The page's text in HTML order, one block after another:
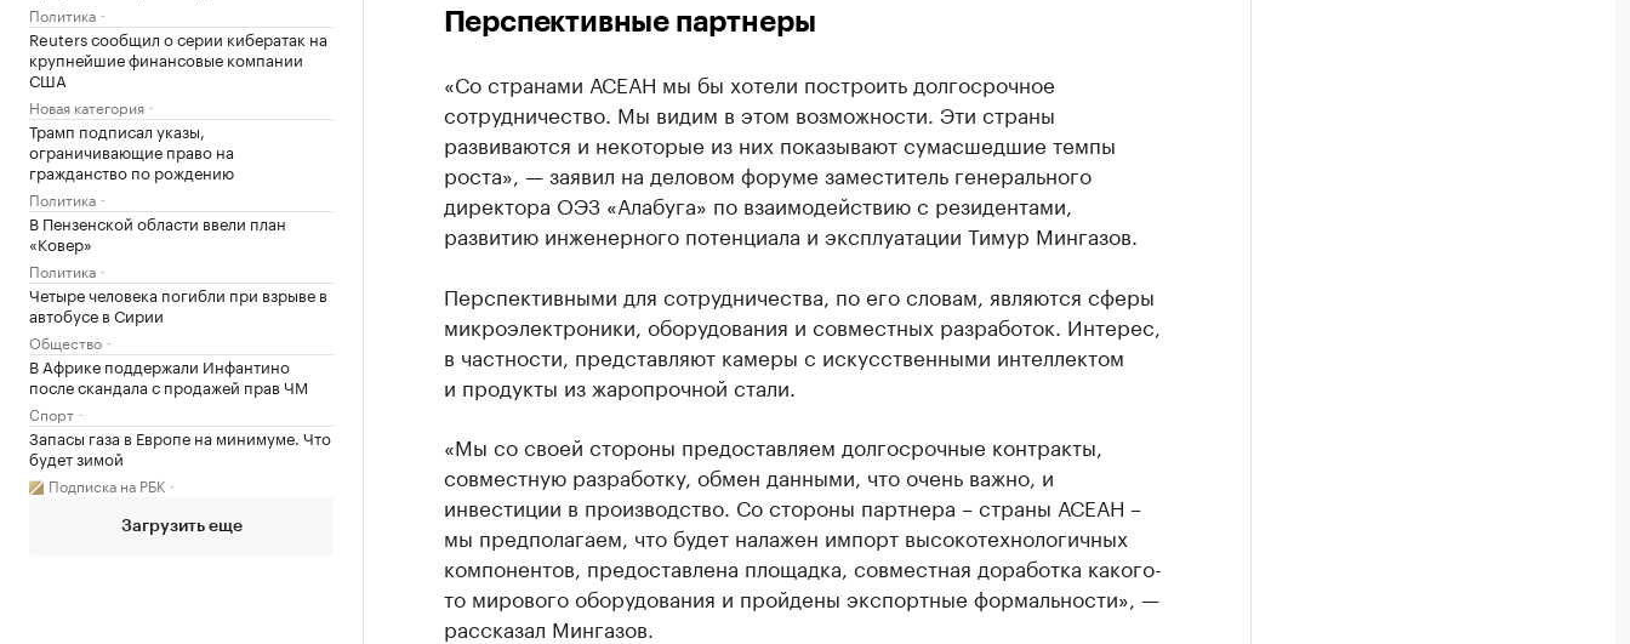
Политика
Reuters сообщил о серии кибератак на
крупнейшие финансовые компании
США
Новая категория
Трамп подписал указы,
ограничивающие право на
гражданство по рождению
Политика
В Пензенской области ввели план
«Ковер»
Политика
Четыре человека погибли при взрыве в
автобусе в Сирии
Общество
В Африке поддержали Инфантино
после скандала с продажей прав ЧМ
Спорт
Запасы газа в Европе на минимуме. Что
будет зимой
Подписка на РБК
Загрузить еще
Перспективные партнеры
«Со странами АСЕАН мы бы хотели построить долгосрочное
сотрудничество. Мы видим в этом возможности. Эти страны
развиваются и некоторые из них показывают сумасшедшие темпы
роста», — заявил на деловом форуме заместитель генерального
директора ОЭЗ «Алабуга» по взаимодействию с резидентами,
развитию инженерного потенциала и эксплуатации Тимур Мингазов.
Перспективными для сотрудничества, по его словам, являются сферы
микроэлектроники, оборудования и совместных разработок. Интерес,
в частности, представляют камеры с искусственными интеллектом
и продукты из жаропрочной стали.
«Мы со своей стороны предоставляем долгосрочные контракты,
совместную разработку, обмен данными, что очень важно, и
инвестиции в производство. Со стороны партнера – страны АСЕАН –
мы предполагаем, что будет налажен импорт высокотехнологичных
компонентов, предоставлена площадка, совместная доработка какого-
то мирового оборудования и пройдены экспортные формальности», —
рассказал Мингазов.